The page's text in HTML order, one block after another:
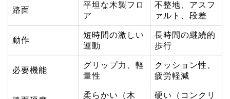
路面
平坦な木製フロ
ア
不整地、アスフ
ァルト、段差
動作
短時間の激しい
運動
長時間の継続的
歩行
必要機能
グリップ力、軽
量性
クッション性、
疲労軽減
柔らかい（木
硬い（コンクリ